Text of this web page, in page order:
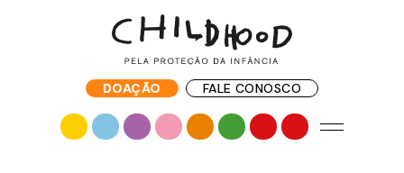
DOAÇÃO FALE CONOSCO